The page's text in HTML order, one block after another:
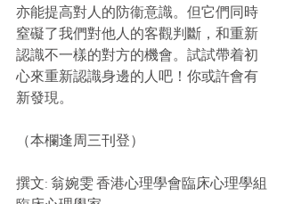
亦能提高對人的防衞意識。但它們同時
窒礙了我們對他人的客觀判斷，和重新
認識不一樣的對方的機會。試試帶着初
心來重新認識身邊的人吧！你或許會有
新發現。
（本欄逢周三刊登）
撰文: 翁婉雯 香港心理學會臨床心理學組